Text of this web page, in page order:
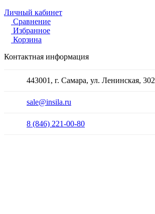
Личный кабинет
Сравнение
Избранное
Корзина
Контактная информация
443001, г. Самара, ул. Ленинская, 302
sale@insila.ru
8 (846) 221-00-80